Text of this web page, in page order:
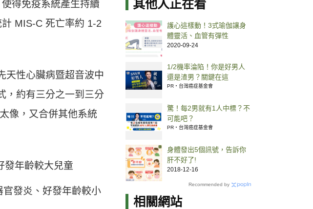
得免疫系統產生持續
MIS-C 死亡率約 1-2
天性心臟病暨超音波中
，約有三分之一到三分
像，又合併其他系統
發年齡較大兒童
發炎、好發年齡較小
其他人正在看
護心這樣動！3式瑜伽讓身
體靈活、血管有彈性
2020-09-24
1/2機率淪陷！你是好男人
還是渣男？關鍵在這
PR・台灣癌症基金會
驚！每2男就有1人中標？不
可能吧？
PR・台灣癌症基金會
身體發出5個訊號，告訴你
肝不好了!
2018-12-16
Recommended by
相關網站